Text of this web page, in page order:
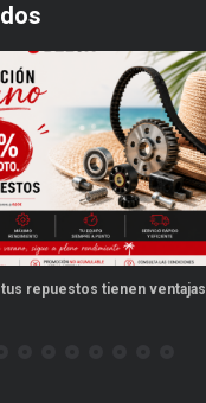
repuestos tienen ventajas